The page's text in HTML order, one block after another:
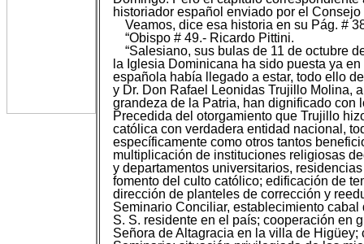
historiador español enviado por el
Veamos, dice esa historia en su Pág. #
“Obispo # 49.- Ricardo Pittini.
“Salesiano, sus bulas de 11 de octubre
la Iglesia Dominicana ha sido puesta ya
española había llegado a estar, todo ello
y Dr. Don Rafael Leonidas Trujillo Molina,
grandeza de la Patria, han dignificado con
Precedida del otorgamiento que Trujillo
católica con verdadera entidad nacional,
específicamente como otros tantos
multiplicación de instituciones religiosas
y departamentos universitarios,
fomento del culto católico; edificación de
dirección de planteles de corrección y
Seminario Conciliar, establecimiento
S. S. residente en el país; cooperación en
Señora de Altagracia en la villa de